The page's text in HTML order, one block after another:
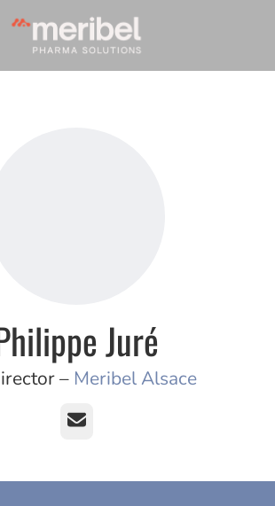
Juré
– Meribel Alsace
E-mail